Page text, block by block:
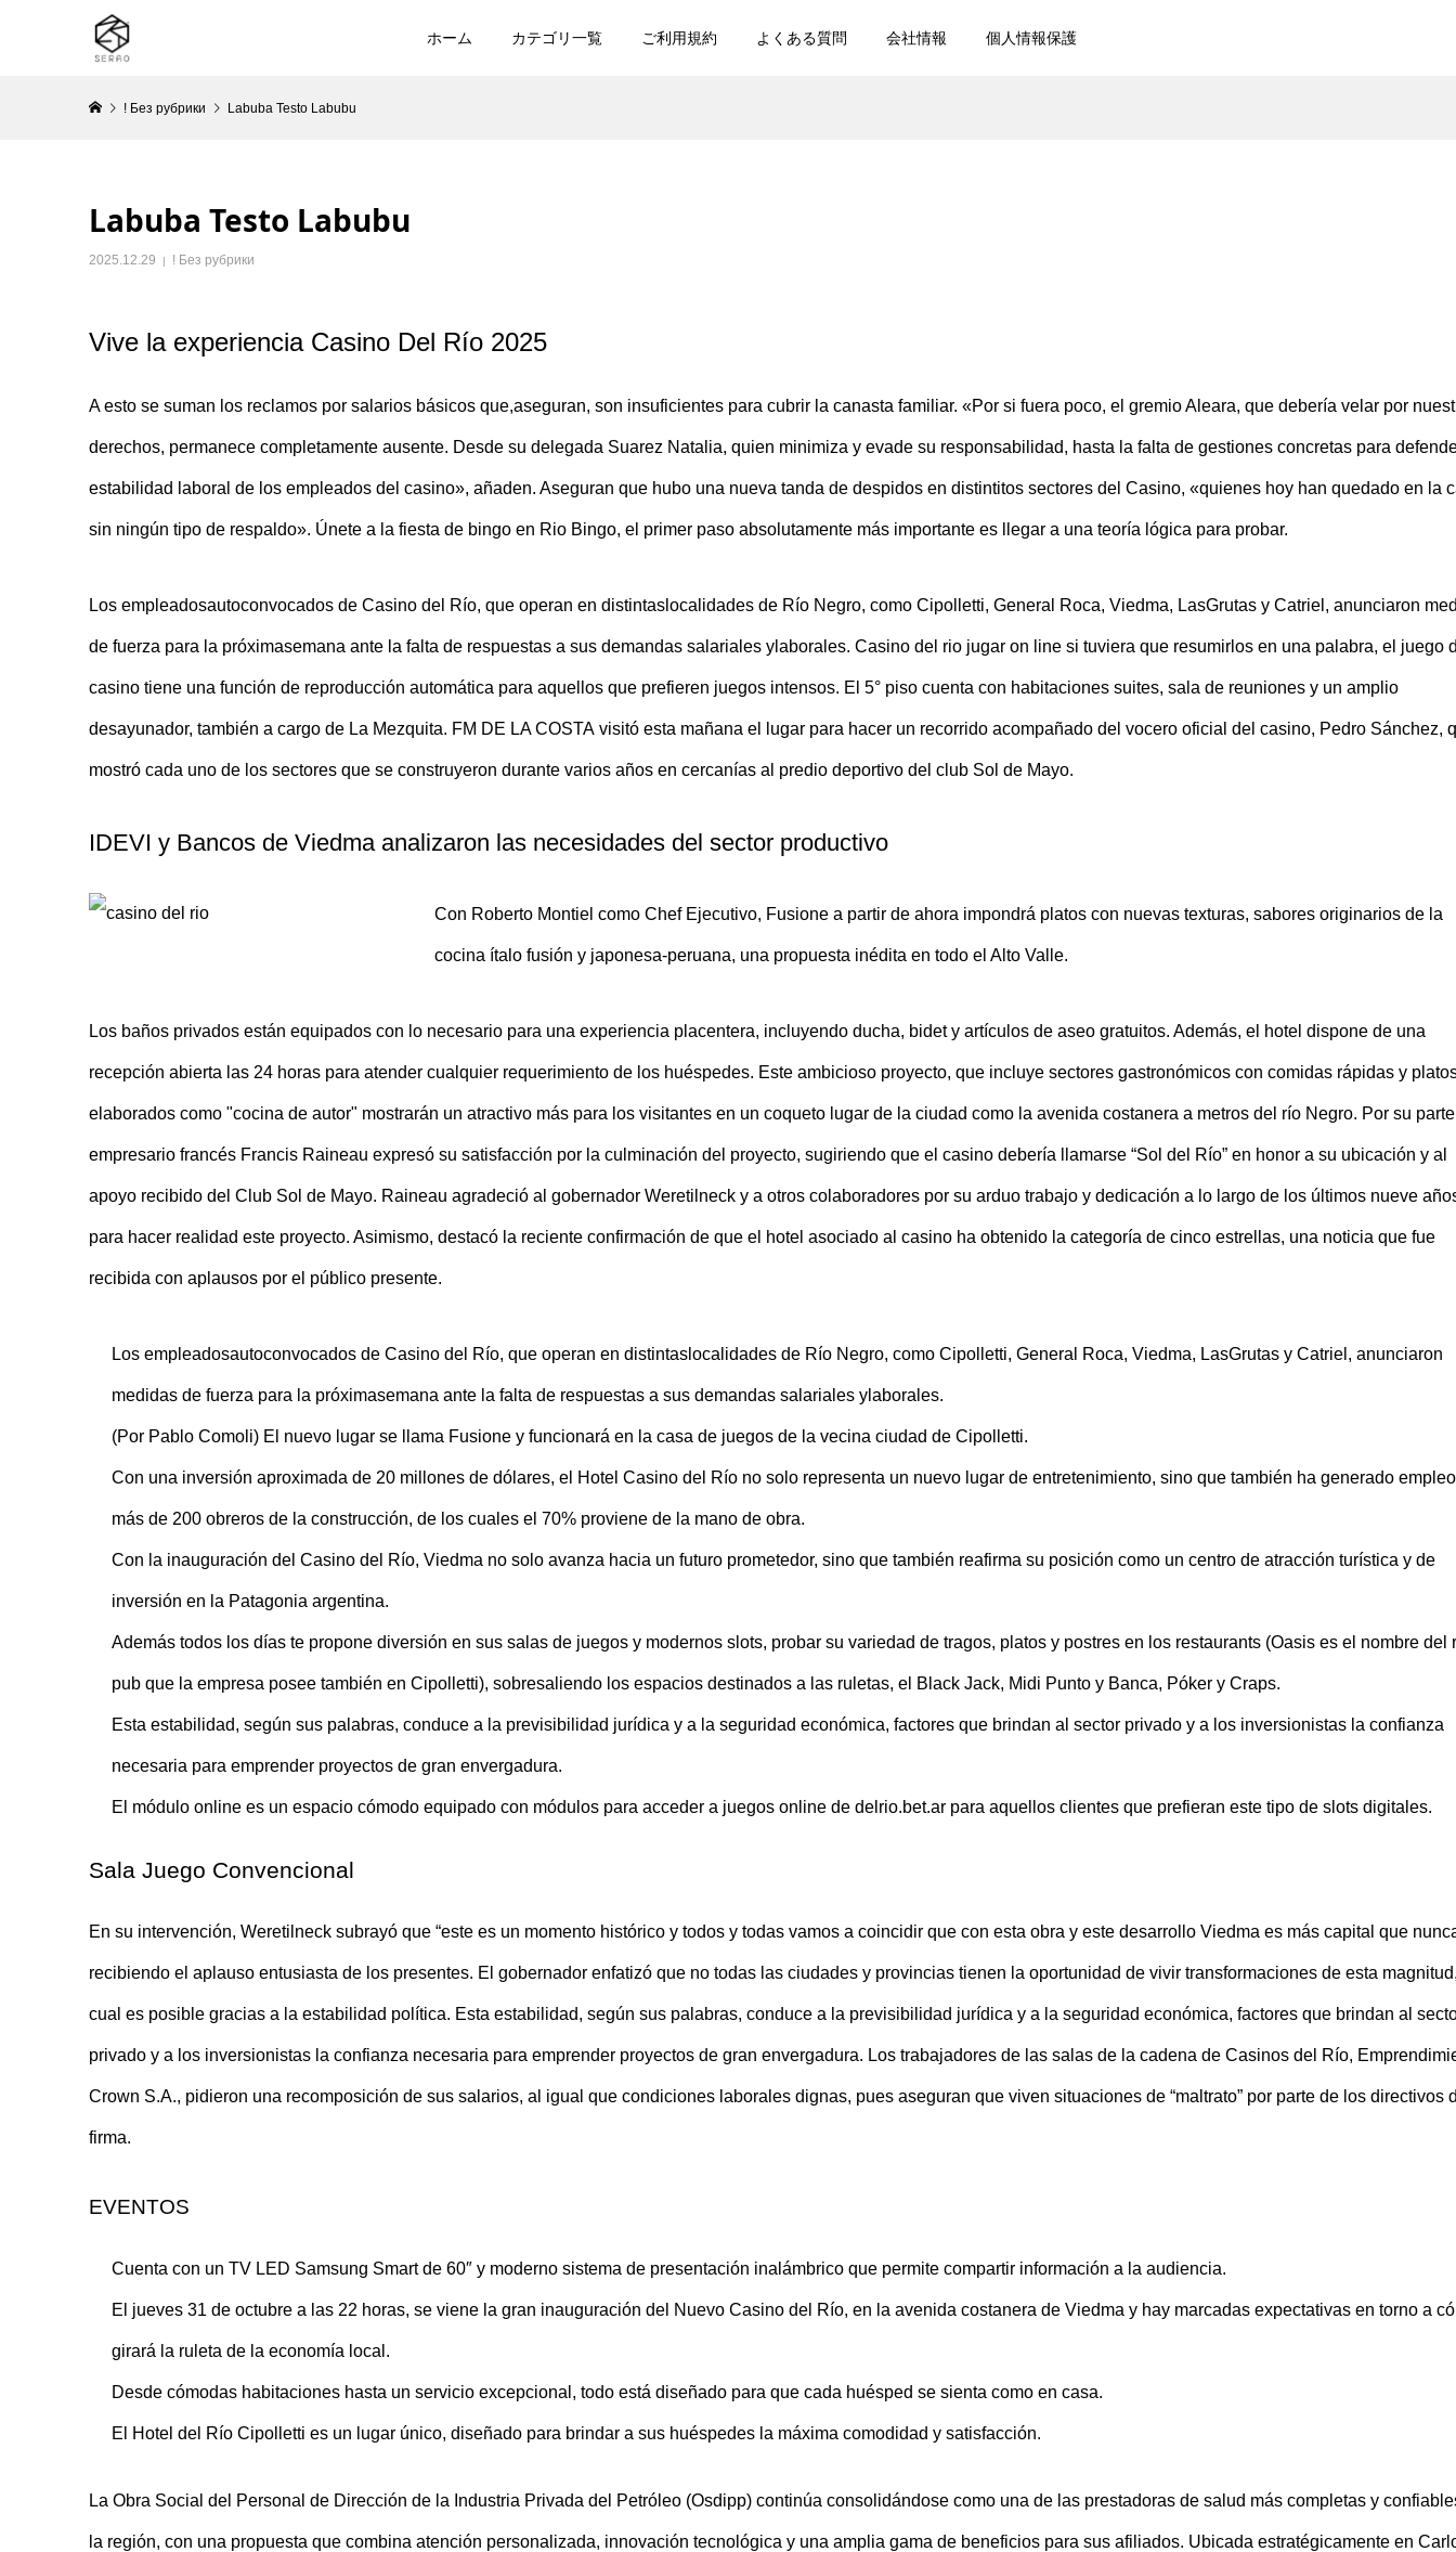
ホーム カテゴリ一覧 ご利用規約 よくある質問 会社情報 個人情報保護
! Без рубрики Labuba Testo Labubu
Labuba Testo Labubu
2025.12.29 ! Без рубрики
Vive la experiencia Casino Del Río 2025
A esto se suman los reclamos por salarios básicos que,aseguran, son insuficientes para cubrir la canasta familiar. «Por si fuera poco, el gremio Aleara, que debería velar por
derechos, permanece completamente ausente. Desde su delegada Suarez Natalia, quien minimiza y evade su responsabilidad, hasta la falta de gestiones concretas para
estabilidad laboral de los empleados del casino», añaden. Aseguran que hubo una nueva tanda de despidos en distintitos sectores del Casino, «quienes hoy han quedado en la
sin ningún tipo de respaldo». Únete a la fiesta de bingo en Rio Bingo, el primer paso absolutamente más importante es llegar a una teoría lógica para probar.
Los empleadosautoconvocados de Casino del Río, que operan en distintaslocalidades de Río Negro, como Cipolletti, General Roca, Viedma, LasGrutas y Catriel, anunciaron
de fuerza para la próximasemana ante la falta de respuestas a sus demandas salariales ylaborales. Casino del rio jugar on line si tuviera que resumirlos en una palabra, el juego
casino tiene una función de reproducción automática para aquellos que prefieren juegos intensos. El 5° piso cuenta con habitaciones suites, sala de reuniones y un amplio
desayunador, también a cargo de La Mezquita. FM DE LA COSTA visitó esta mañana el lugar para hacer un recorrido acompañado del vocero oficial del casino, Pedro Sánchez,
mostró cada uno de los sectores que se construyeron durante varios años en cercanías al predio deportivo del club Sol de Mayo.
IDEVI y Bancos de Viedma analizaron las necesidades del sector productivo
Con Roberto Montiel como Chef Ejecutivo, Fusione a partir de ahora impondrá platos con nuevas texturas, sabores originarios de la
cocina ítalo fusión y japonesa-peruana, una propuesta inédita en todo el Alto Valle.
Los baños privados están equipados con lo necesario para una experiencia placentera, incluyendo ducha, bidet y artículos de aseo gratuitos. Además, el hotel dispone de una
recepción abierta las 24 horas para atender cualquier requerimiento de los huéspedes. Este ambicioso proyecto, que incluye sectores gastronómicos con comidas rápidas y
elaborados como "cocina de autor" mostrarán un atractivo más para los visitantes en un coqueto lugar de la ciudad como la avenida costanera a metros del río Negro. Por su
empresario francés Francis Raineau expresó su satisfacción por la culminación del proyecto, sugiriendo que el casino debería llamarse “Sol del Río” en honor a su ubicación y al
apoyo recibido del Club Sol de Mayo. Raineau agradeció al gobernador Weretilneck y a otros colaboradores por su arduo trabajo y dedicación a lo largo de los últimos nueve
para hacer realidad este proyecto. Asimismo, destacó la reciente confirmación de que el hotel asociado al casino ha obtenido la categoría de cinco estrellas, una noticia que fue
recibida con aplausos por el público presente.
Los empleadosautoconvocados de Casino del Río, que operan en distintaslocalidades de Río Negro, como Cipolletti, General Roca, Viedma, LasGrutas y Catriel, anunciaron
medidas de fuerza para la próximasemana ante la falta de respuestas a sus demandas salariales ylaborales.
(Por Pablo Comoli) El nuevo lugar se llama Fusione y funcionará en la casa de juegos de la vecina ciudad de Cipolletti.
Con una inversión aproximada de 20 millones de dólares, el Hotel Casino del Río no solo representa un nuevo lugar de entretenimiento, sino que también ha generado
más de 200 obreros de la construcción, de los cuales el 70% proviene de la mano de obra.
Con la inauguración del Casino del Río, Viedma no solo avanza hacia un futuro prometedor, sino que también reafirma su posición como un centro de atracción turística y de
inversión en la Patagonia argentina.
Además todos los días te propone diversión en sus salas de juegos y modernos slots, probar su variedad de tragos, platos y postres en los restaurants (Oasis es el nombre del
pub que la empresa posee también en Cipolletti), sobresaliendo los espacios destinados a las ruletas, el Black Jack, Midi Punto y Banca, Póker y Craps.
Esta estabilidad, según sus palabras, conduce a la previsibilidad jurídica y a la seguridad económica, factores que brindan al sector privado y a los inversionistas la confianza
necesaria para emprender proyectos de gran envergadura.
El módulo online es un espacio cómodo equipado con módulos para acceder a juegos online de delrio.bet.ar para aquellos clientes que prefieran este tipo de slots digitales.
Sala Juego Convencional
En su intervención, Weretilneck subrayó que “este es un momento histórico y todos y todas vamos a coincidir que con esta obra y este desarrollo Viedma es más capital que
recibiendo el aplauso entusiasta de los presentes. El gobernador enfatizó que no todas las ciudades y provincias tienen la oportunidad de vivir transformaciones de esta
cual es posible gracias a la estabilidad política. Esta estabilidad, según sus palabras, conduce a la previsibilidad jurídica y a la seguridad económica, factores que brindan al
privado y a los inversionistas la confianza necesaria para emprender proyectos de gran envergadura. Los trabajadores de las salas de la cadena de Casinos del Río,
Crown S.A., pidieron una recomposición de sus salarios, al igual que condiciones laborales dignas, pues aseguran que viven situaciones de “maltrato” por parte de los directivos
firma.
EVENTOS
Cuenta con un TV LED Samsung Smart de 60″ y moderno sistema de presentación inalámbrico que permite compartir información a la audiencia.
El jueves 31 de octubre a las 22 horas, se viene la gran inauguración del Nuevo Casino del Río, en la avenida costanera de Viedma y hay marcadas expectativas en torno a
girará la ruleta de la economía local.
Desde cómodas habitaciones hasta un servicio excepcional, todo está diseñado para que cada huésped se sienta como en casa.
El Hotel del Río Cipolletti es un lugar único, diseñado para brindar a sus huéspedes la máxima comodidad y satisfacción.
La Obra Social del Personal de Dirección de la Industria Privada del Petróleo (Osdipp) continúa consolidándose como una de las prestadoras de salud más completas y
la región, con una propuesta que combina atención personalizada, innovación tecnológica y una amplia gama de beneficios para sus afiliados. Ubicada estratégicamente en